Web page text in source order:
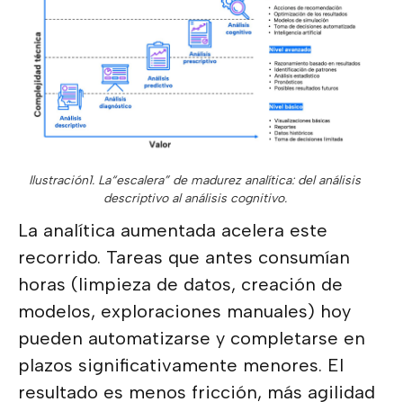
Ilustración1. La“escalera” de madurez analítica: del análisis
descriptivo al análisis cognitivo.
La analítica aumentada acelera este
recorrido. Tareas que antes consumían
horas (limpieza de datos, creación de
modelos, exploraciones manuales) hoy
pueden automatizarse y completarse en
plazos significativamente menores. El
resultado es menos fricción, más agilidad